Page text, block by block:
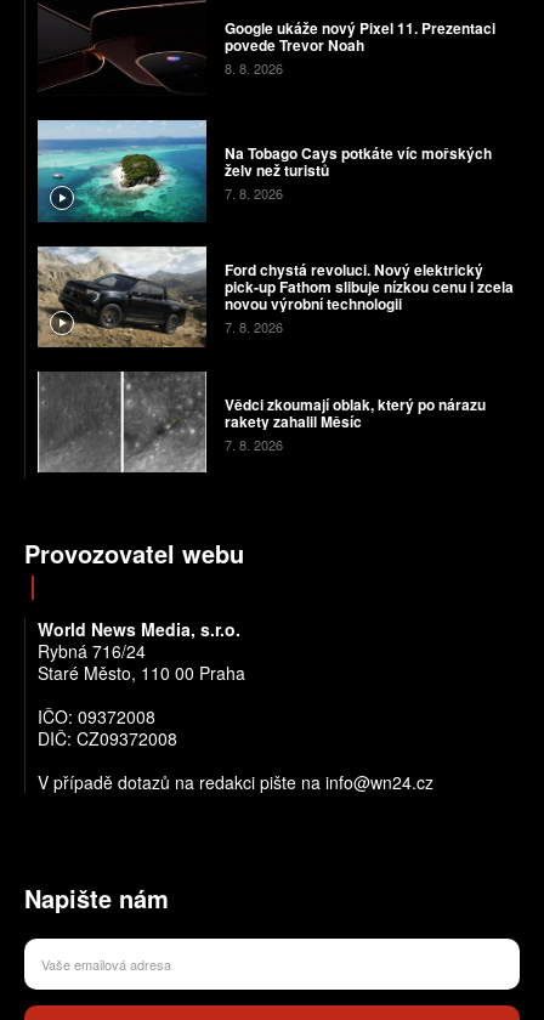
Google ukáže nový Pixel 11. Prezentaci
povede Trevor Noah
8. 8. 2026
Na Tobago Cays potkáte víc mořských
želv než turistů
7. 8. 2026
Ford chystá revoluci. Nový elektrický
pick-up Fathom slibuje nízkou cenu i zcela
novou výrobní technologii
7. 8. 2026
Vědci zkoumají oblak, který po nárazu
rakety zahalil Měsíc
7. 8. 2026
Provozovatel webu
World News Media, s.r.o.
Rybná 716/24
Staré Město, 110 00 Praha
IČO: 09372008
DIČ: CZ09372008
V případě dotazů na redakci pište na info@wn24.cz
Napište nám